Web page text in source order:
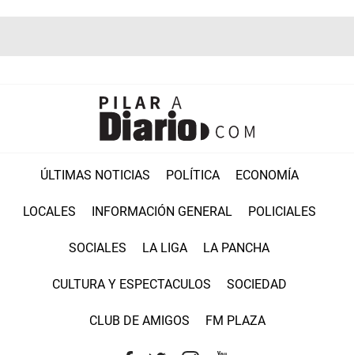
ÚLTIMAS NOTICIAS POLÍTICA ECONOMÍA
LOCALES INFORMACIÓN GENERAL POLICIALES
SOCIALES LA LIGA LA PANCHA
CULTURA Y ESPECTACULOS SOCIEDAD
CLUB DE AMIGOS FM PLAZA